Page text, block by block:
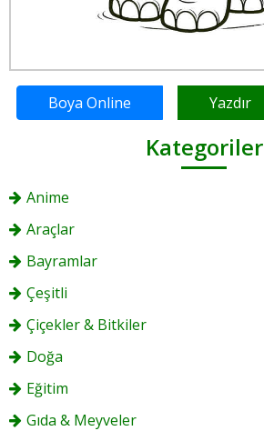
Boya Online Yazdır
Kategoriler
Anime
Araçlar
Bayramlar
Çeşitli
Çiçekler & Bitkiler
Doğa
Eğitim
Gıda & Meyveler